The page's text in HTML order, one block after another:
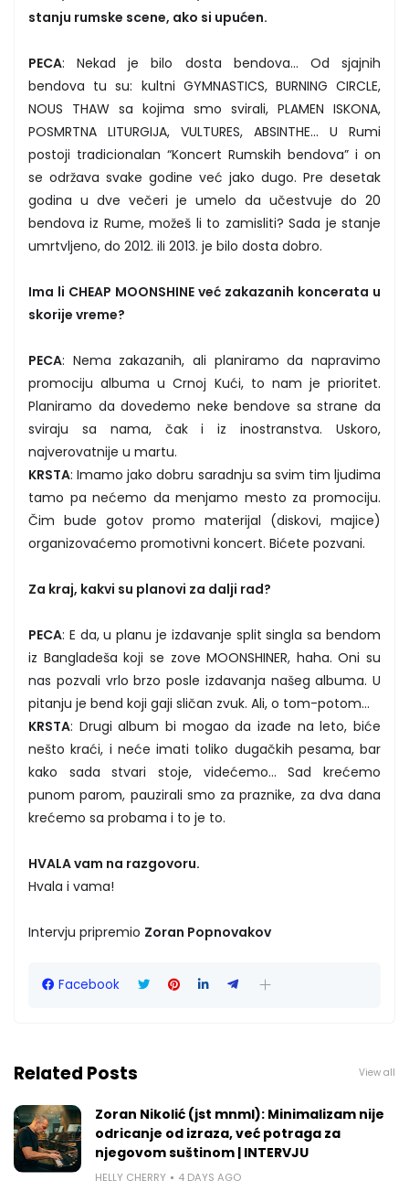
stanju rumske scene, ako si upućen.
PECA: Nekad je bilo dosta bendova… Od sjajnih
bendova tu su: kultni GYMNASTICS, BURNING CIRCLE,
NOUS THAW sa kojima smo svirali, PLAMEN ISKONA,
POSMRTNA LITURGIJA, VULTURES, ABSINTHE... U Rumi
postoji tradicionalan “Koncert Rumskih bendova” i on
se održava svake godine već jako dugo. Pre desetak
godina u dve večeri je umelo da učestvuje do 20
bendova iz Rume, možeš li to zamisliti? Sada je stanje
umrtvljeno, do 2012. ili 2013. je bilo dosta dobro.
Ima li CHEAP MOONSHINE već zakazanih koncerata u
skorije vreme?
PECA: Nema zakazanih, ali planiramo da napravimo
promociju albuma u Crnoj Kući, to nam je prioritet.
Planiramo da dovedemo neke bendove sa strane da
sviraju sa nama, čak i iz inostranstva. Uskoro,
najverovatnije u martu.
KRSTA: Imamo jako dobru saradnju sa svim tim ljudima
tamo pa nećemo da menjamo mesto za promociju.
Čim bude gotov promo materijal (diskovi, majice)
organizovaćemo promotivni koncert. Bićete pozvani.
Za kraj, kakvi su planovi za dalji rad?
PECA: E da, u planu je izdavanje split singla sa bendom
iz Bangladeša koji se zove MOONSHINER, haha. Oni su
nas pozvali vrlo brzo posle izdavanja našeg albuma. U
pitanju je bend koji gaji sličan zvuk. Ali, o tom-potom…
KRSTA: Drugi album bi mogao da izađe na leto, biće
nešto kraći, i neće imati toliko dugačkih pesama, bar
kako sada stvari stoje, videćemo… Sad krećemo
punom parom, pauzirali smo za praznike, za dva dana
krećemo sa probama i to je to.
HVALA vam na razgovoru.
Hvala i vama!
Intervju pripremio Zoran Popnovakov
Facebook
Related Posts View all
Zoran Nikolić (jst mnml): Minimalizam nije
odricanje od izraza, već potraga za
njegovom suštinom | INTERVJU
HELLY CHERRY 4 DAYS AGO